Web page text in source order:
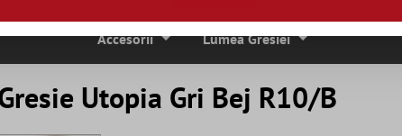
Accesorii Lumea Gresiei
Utopia Gri Bej R10/B